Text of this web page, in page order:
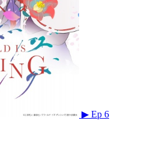
▶ Ep 6